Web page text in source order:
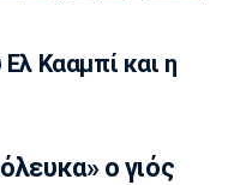
στο
Κααμπί και η
ο γιός